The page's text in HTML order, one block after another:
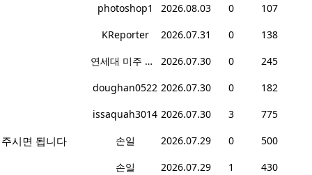
photoshop1 2026.08.03 0
107
KReporter 2026.07.31 0
138
연세대 미주 총동문회 2026.07.30 0
245
doughan0522 2026.07.30 0
182
issaquah3014 2026.07.30 3
775
시면 됩니다 손일 2026.07.29 0
500
손일 2026.07.29 1
430